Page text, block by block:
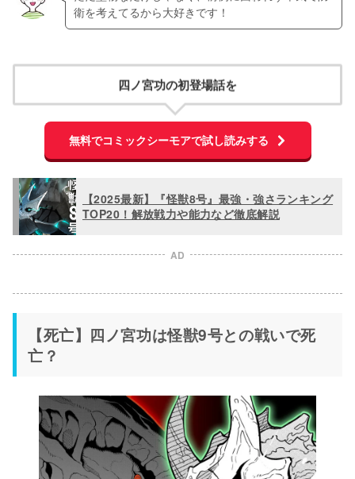
衛を考えてるから大好きです！
四ノ宮功の初登場話を
無料でコミックシーモアで試し読みする
【2025最新】『怪獣8号』最強・強さランキング
TOP20！解放戦力や能力など徹底解説
AD
【死亡】四ノ宮功は怪獣9号との戦いで死
亡？